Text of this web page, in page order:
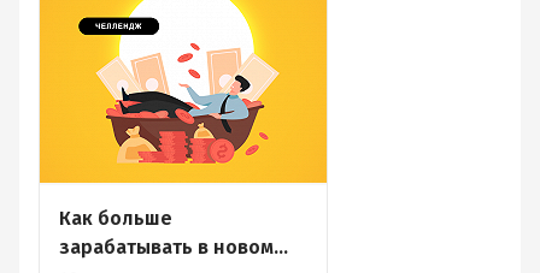
Как больше
зарабатывать в новом